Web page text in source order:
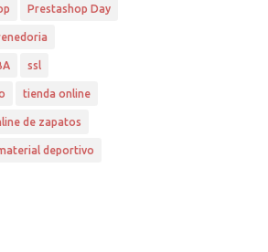
Prestashop Day
ssl
tienda online
de zapatos
deportivo